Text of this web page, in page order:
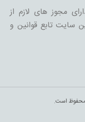
مجوز های لازم از
سایت تابع قوانین و
محفوظ است.